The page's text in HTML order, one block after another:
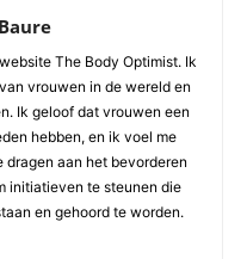
The Body Optimist. Ik
vrouwen in de wereld en
Ik geloof dat vrouwen een
hebben, en ik voel me
aan het bevorderen
initiatieven te steunen die
en gehoord te worden.